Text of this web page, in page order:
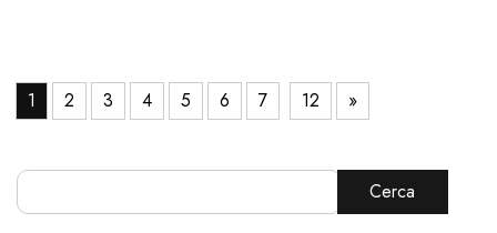
1 2 3 4 5 6 7 12 »
Cerca